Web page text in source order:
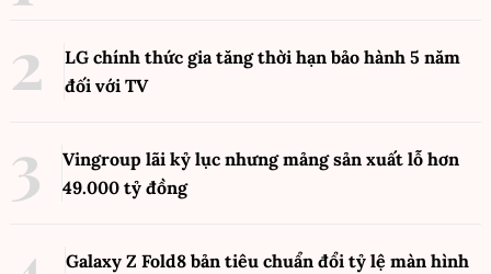
LG chính thức gia tăng thời hạn bảo hành 5 năm
đối với TV
Vingroup lãi kỷ lục nhưng mảng sản xuất lỗ hơn
49.000 tỷ đồng
Galaxy Z Fold8 bản tiêu chuẩn đổi tỷ lệ màn hình